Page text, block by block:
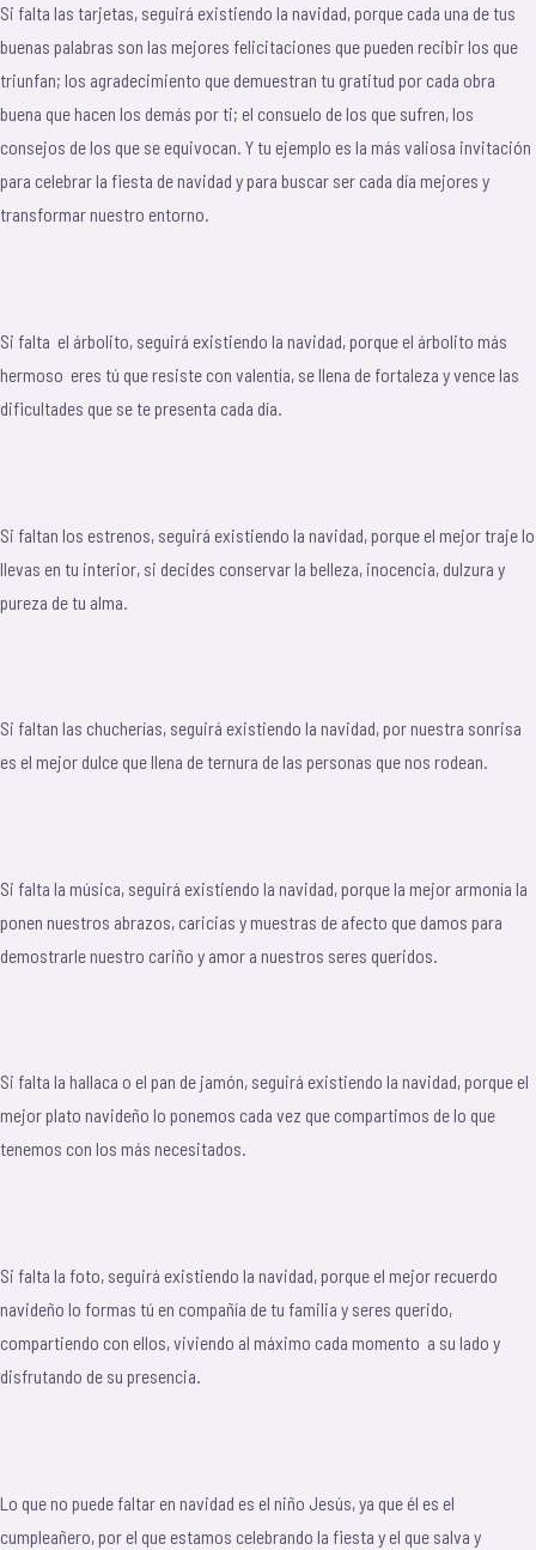
Si falta las tarjetas, seguirá existiendo la navidad, porque cada una de tus
buenas palabras son las mejores felicitaciones que pueden recibir los que
triunfan; los agradecimiento que demuestran tu gratitud por cada obra
buena que hacen los demás por ti; el consuelo de los que sufren, los
consejos de los que se equivocan. Y tu ejemplo es la más valiosa invitación
para celebrar la fiesta de navidad y para buscar ser cada día mejores y
transformar nuestro entorno.
Si falta el árbolito, seguirá existiendo la navidad, porque el árbolito más
hermoso eres tú que resiste con valentía, se llena de fortaleza y vence las
dificultades que se te presenta cada día.
Si faltan los estrenos, seguirá existiendo la navidad, porque el mejor traje lo
llevas en tu interior, si decides conservar la belleza, inocencia, dulzura y
pureza de tu alma.
Si faltan las chucherías, seguirá existiendo la navidad, por nuestra sonrisa
es el mejor dulce que llena de ternura de las personas que nos rodean.
Si falta la música, seguirá existiendo la navidad, porque la mejor armonía la
ponen nuestros abrazos, caricias y muestras de afecto que damos para
demostrarle nuestro cariño y amor a nuestros seres queridos.
Si falta la hallaca o el pan de jamón, seguirá existiendo la navidad, porque el
mejor plato navideño lo ponemos cada vez que compartimos de lo que
tenemos con los más necesitados.
Si falta la foto, seguirá existiendo la navidad, porque el mejor recuerdo
navideño lo formas tú en compañía de tu familia y seres querido,
compartiendo con ellos, viviendo al máximo cada momento a su lado y
disfrutando de su presencia.
Lo que no puede faltar en navidad es el niño Jesús, ya que él es el
cumpleañero, por el que estamos celebrando la fiesta y el que salva y